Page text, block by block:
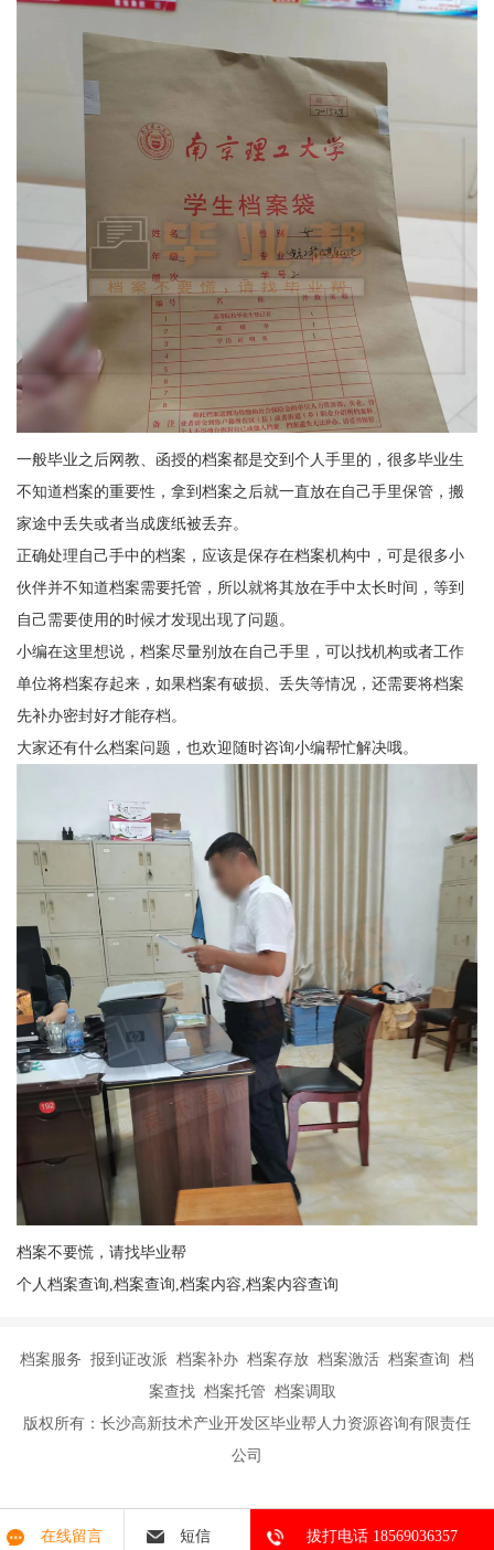
一般毕业之后网教、函授的档案都是交到个人手里的，很多毕业生
不知道档案的重要性，拿到档案之后就一直放在自己手里保管，搬
家途中丢失或者当成废纸被丢弃。
正确处理自己手中的档案，应该是保存在档案机构中，可是很多小
伙伴并不知道档案需要托管，所以就将其放在手中太长时间，等到
自己需要使用的时候才发现出现了问题。
小编在这里想说，档案尽量别放在自己手里，可以找机构或者工作
单位将档案存起来，如果档案有破损、丢失等情况，还需要将档案
先补办密封好才能存档。
大家还有什么档案问题，也欢迎随时咨询小编帮忙解决哦。
档案不要慌，请找毕业帮
个人档案查询,档案查询,档案内容,档案内容查询
档案服务 报到证改派 档案补办 档案存放 档案激活 档案查询 档
案查找 档案托管 档案调取
版权所有：长沙高新技术产业开发区毕业帮人力资源咨询有限责任
公司
在线留言 短信 拔打电话 18569036357